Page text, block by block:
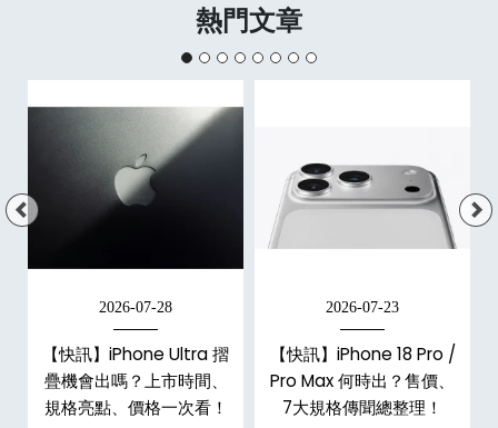
熱門文章
2026-07-28
【快訊】iPhone Ultra 摺
疊機會出嗎？上市時間、
規格亮點、價格一次看！
2026-07-23
【快訊】iPhone 18 Pro /
Pro Max 何時出？售價、
7大規格傳聞總整理！